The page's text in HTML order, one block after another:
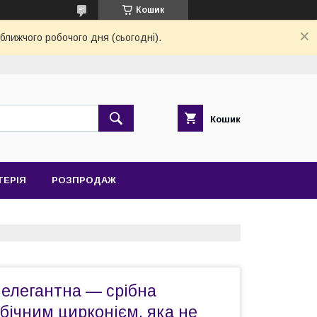
Кошик
робочого дня (сьогодні).
Кошик
РОЗПРОДАЖ
— срібна
цирконієм, яка не